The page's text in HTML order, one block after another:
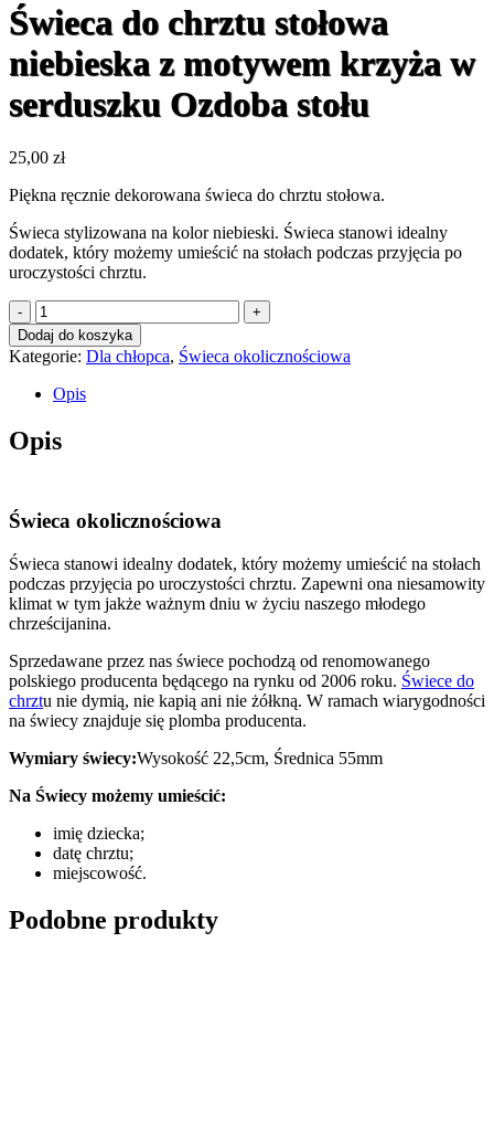
Świeca do chrztu stołowa
niebieska z motywem krzyża w
serduszku Ozdoba stołu
25,00 zł
Piękna ręcznie dekorowana świeca do chrztu stołowa.
Świeca stylizowana na kolor niebieski. Świeca stanowi idealny
dodatek, który możemy umieścić na stołach podczas przyjęcia po
uroczystości chrztu.
ilość
Świeca
do
chrztu
stołowa
niebieska
motywem
serduszku
Ozdoba
Dodaj do koszyka
Kategorie: Dla chłopca, Świeca okolicznościowa
Opis
Opis
Świeca okolicznościowa
Świeca stanowi idealny dodatek, który możemy umieścić na stołach
podczas przyjęcia po uroczystości chrztu. Zapewni ona niesamowity
klimat w tym jakże ważnym dniu w życiu naszego młodego
chrześcijanina.
Sprzedawane przez nas świece pochodzą od renomowanego
polskiego producenta będącego na rynku od 2006 roku. Świece do
chrztu nie dymią, nie kapią ani nie żółkną. W ramach wiarygodności
na świecy znajduje się plomba producenta.
Wymiary świecy:Wysokość 22,5cm, Średnica 55mm
Na Świecy możemy umieścić:
imię dziecka;
datę chrztu;
miejscowość.
Podobne produkty